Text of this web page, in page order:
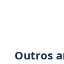
Outros